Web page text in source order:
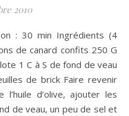
2010
de canard confits 250 G
1 C à S de fond de veau
de brick Faire revenir
d’olive, ajouter les
de veau, un peu de sel et